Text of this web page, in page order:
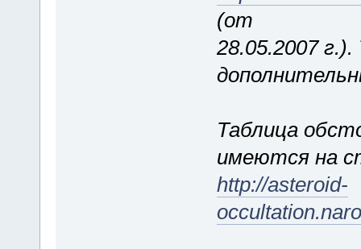
(от
28.05.2007
Таблица
имеются на
http://asteroid-